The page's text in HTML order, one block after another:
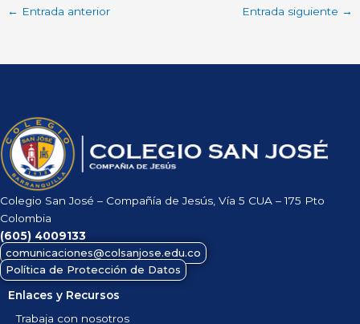
← Entrada anterior Entrada siguiente →
Colegio San José – Compañía de Jesús, Vía 5 CUA – 175 Pto
Colombia
(605) 4009133
comunicaciones@colsanjose.edu.co
Política de Protección de Datos
Enlaces y Recursos
Trabaja con nosotros